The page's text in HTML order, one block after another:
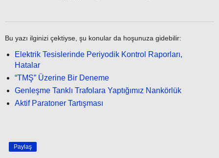
Bu yazı ilginizi çektiyse, şu konular da hoşunuza gidebilir:
Elektrik Tesislerinde Periyodik Kontrol Raporları,
Hatalar
“TMŞ” Üzerine Bir Deneme
Genleşme Tanklı Trafolara Yaptığımız Nankörlük
Aktif Paratoner Tartışması
Paylaş